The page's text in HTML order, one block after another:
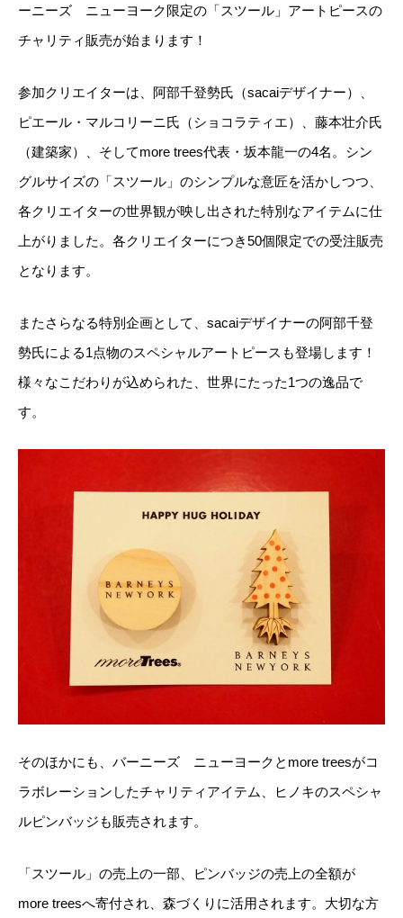
ーニーズ ニューヨーク限定の「スツール」アートピースの
チャリティ販売が始まります！
参加クリエイターは、阿部千登勢氏（sacaiデザイナー）、
ピエール・マルコリーニ氏（ショコラティエ）、藤本壮介氏
（建築家）、そしてmore trees代表・坂本龍一の4名。シン
グルサイズの「スツール」のシンプルな意匠を活かしつつ、
各クリエイターの世界観が映し出された特別なアイテムに仕
上がりました。各クリエイターにつき50個限定での受注販売
となります。
またさらなる特別企画として、sacaiデザイナーの阿部千登
勢氏による1点物のスペシャルアートピースも登場します！
様々なこだわりが込められた、世界にたった1つの逸品で
す。
そのほかにも、バーニーズ ニューヨークとmore treesがコ
ラボレーションしたチャリティアイテム、ヒノキのスペシャ
ルピンバッジも販売されます。
「スツール」の売上の一部、ピンバッジの売上の全額が
more treesへ寄付され、森づくりに活用されます。大切な方